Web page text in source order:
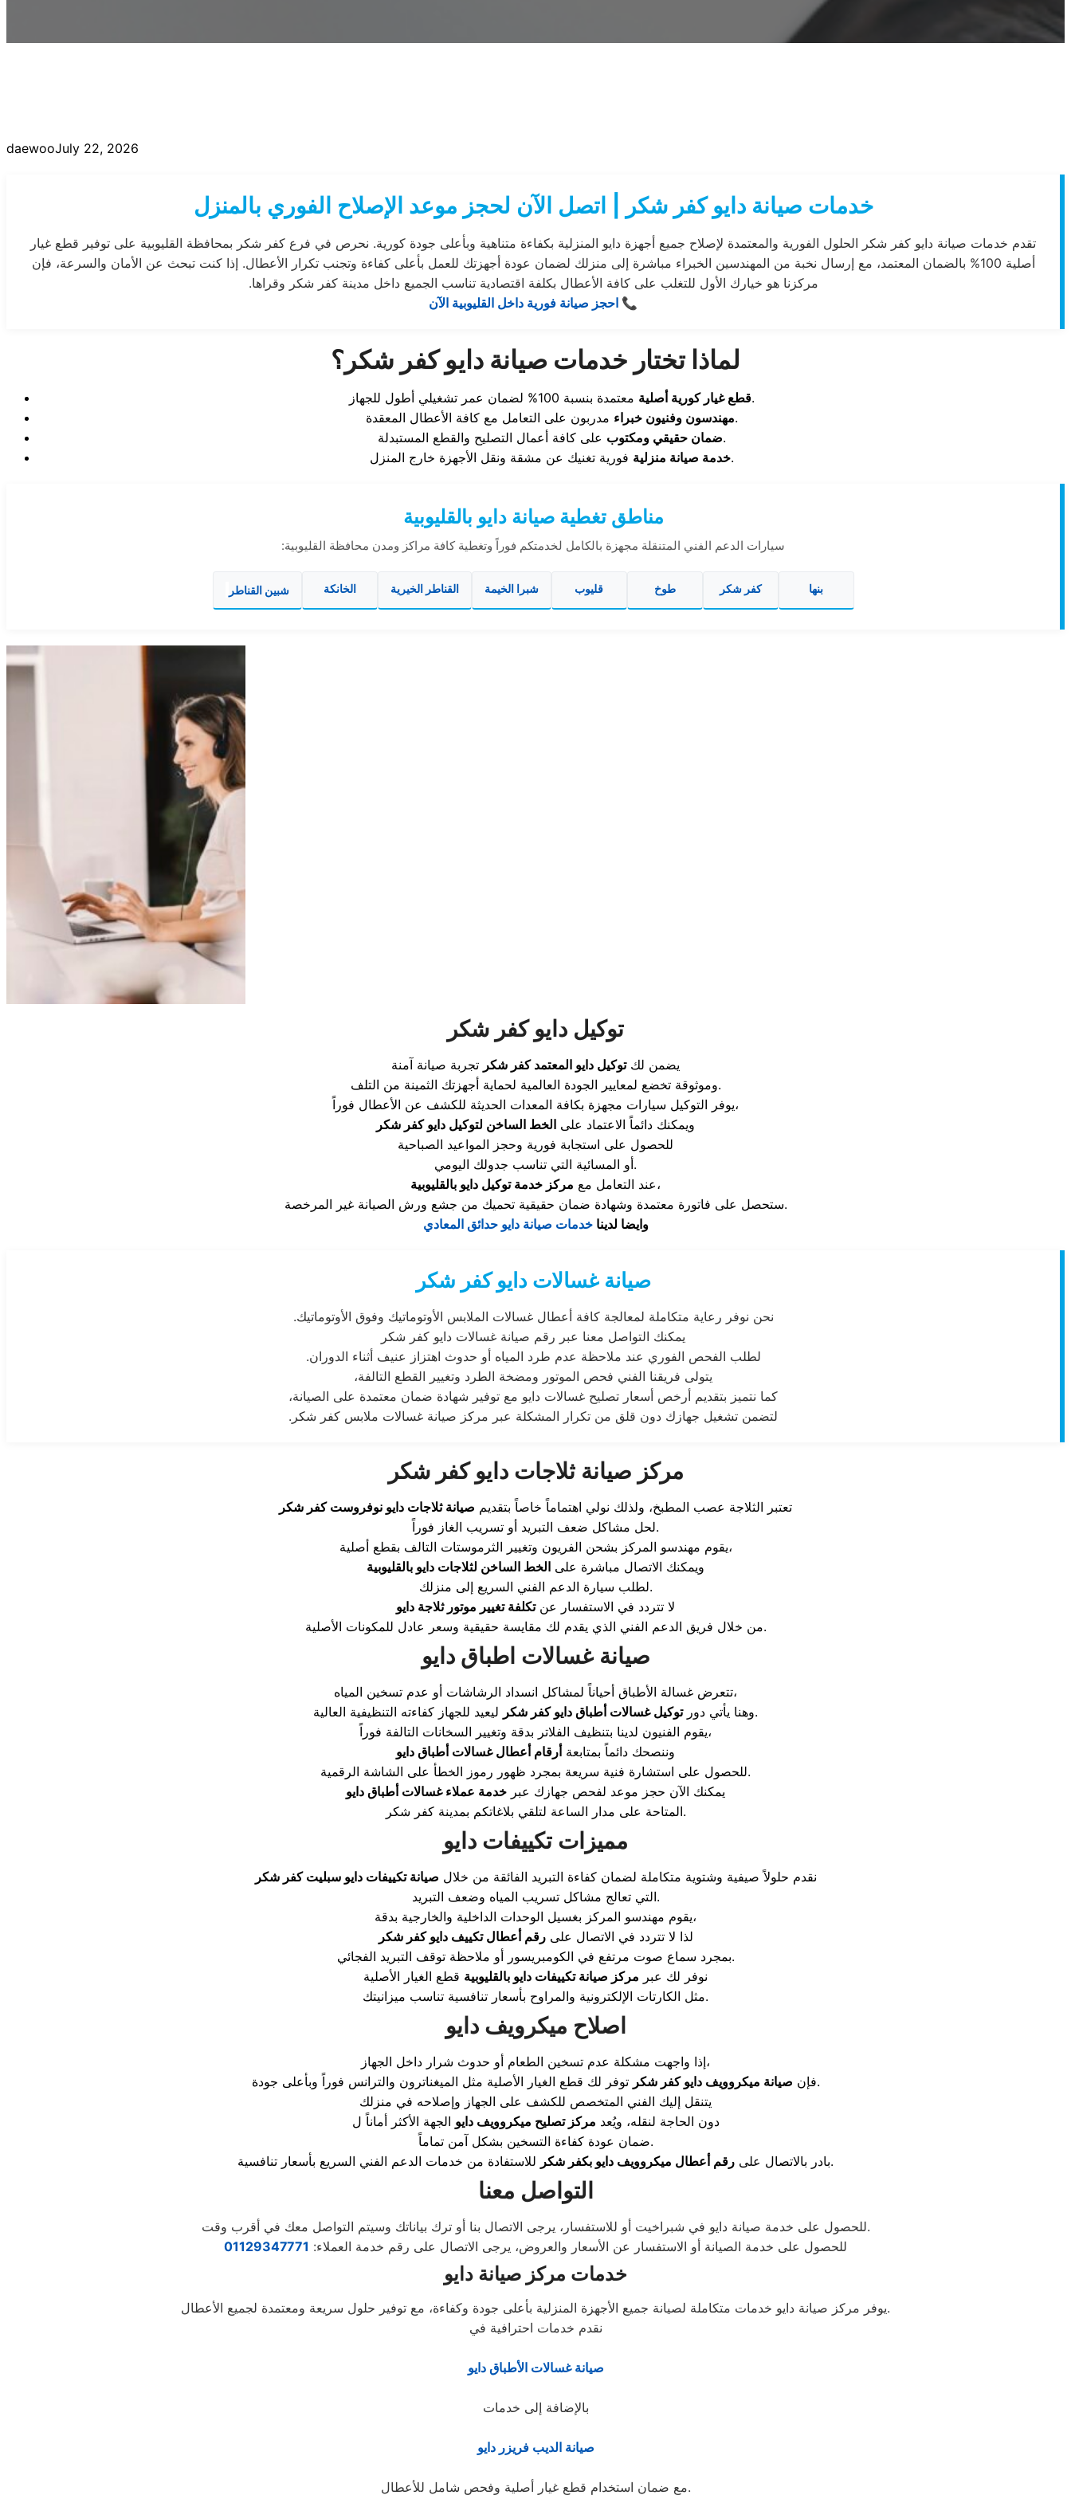
daewooJuly 22, 2026
خدمات صيانة دايو كفر شكر | اتصل الآن لحجز موعد الإصلاح الفوري بالمنزل
تقدم خدمات صيانة دايو كفر شكر الحلول الفورية والمعتمدة لإصلاح جميع أجهزة دايو المنزلية بكفاءة متناهية وبأعلى جودة كورية. نحرص في فرع كفر شكر بمحافظة القليوبية على توفير قطع غيار
أصلية 100% بالضمان المعتمد، مع إرسال نخبة من المهندسين الخبراء مباشرة إلى منزلك لضمان عودة أجهزتك للعمل بأعلى كفاءة وتجنب تكرار الأعطال. إذا كنت تبحث عن الأمان والسرعة، فإن
مركزنا هو خيارك الأول للتغلب على كافة الأعطال بكلفة اقتصادية تناسب الجميع داخل مدينة كفر شكر وقراها.
📞 احجز صيانة فورية داخل القليوبية الآن
لماذا تختار خدمات صيانة دايو كفر شكر؟
قطع غيار كورية أصليةمعتمدة بنسبة 100% لضمان عمر تشغيلي أطول للجهاز.
مهندسون وفنيون خبراءمدربون على التعامل مع كافة الأعطال المعقدة.
ضمان حقيقي ومكتوبعلى كافة أعمال التصليح والقطع المستبدلة.
خدمة صيانة منزليةفورية تغنيك عن مشقة ونقل الأجهزة خارج المنزل.
مناطق تغطية صيانة دايو بالقليوبية
سيارات الدعم الفني المتنقلة مجهزة بالكامل لخدمتكم فوراً وتغطية كافة مراكز ومدن محافظة القليوبية:
بنها كفر شكر طوخ قليوب شبرا الخيمة القناطر الخيرية الخانكة شبين القناطر
توكيل دايو كفر شكر
يضمن لكتوكيل دايو المعتمد كفر شكر تجربة صيانة آمنة
وموثوقة تخضع لمعايير الجودة العالمية لحماية أجهزتك الثمينة من التلف.
يوفر التوكيل سيارات مجهزة بكافة المعدات الحديثة للكشف عن الأعطال فوراً،
ويمكنك دائماً الاعتماد على الخط الساخن لتوكيل دايو كفر شكر
للحصول على استجابة فورية وحجز المواعيد الصباحية
أو المسائية التي تناسب جدولك اليومي.
عند التعامل مع مركز خدمة توكيل دايو بالقليوبية
،
ستحصل على فاتورة معتمدة وشهادة ضمان حقيقية تحميك من جشع ورش الصيانة غير المرخصة.
وايضا لديناخدمات صيانة دايو حدائق المعادي
صيانة غسالات دايو كفر شكر
نحن نوفر رعاية متكاملة لمعالجة كافة أعطال غسالات الملابس الأوتوماتيك وفوق الأوتوماتيك.
يمكنك التواصل معنا عبر رقم صيانة غسالات دايو كفر شكر
لطلب الفحص الفوري عند ملاحظة عدم طرد المياه أو حدوث اهتزاز عنيف أثناء الدوران.
يتولى فريقنا الفني فحص الموتور ومضخة الطرد وتغيير القطع التالفة،
كما نتميز بتقديم أرخص أسعار تصليح غسالات دايو مع توفير شهادة ضمان معتمدة على الصيانة،
لتضمن تشغيل جهازك دون قلق من تكرار المشكلة عبر مركز صيانة غسالات ملابس كفر شكر.
مركز صيانة ثلاجات دايو كفر شكر
تعتبر الثلاجة عصب المطبخ، ولذلك نولي اهتماماً خاصاً بتقديم صيانة ثلاجات دايو نوفروست كفر شكر
لحل مشاكل ضعف التبريد أو تسريب الغاز فوراً.
يقوم مهندسو المركز بشحن الفريون وتغيير الثرموستات التالف بقطع أصلية،
ويمكنك الاتصال مباشرة على الخط الساخن لثلاجات دايو بالقليوبية
لطلب سيارة الدعم الفني السريع إلى منزلك.
لا تتردد في الاستفسار عنتكلفة تغيير موتور ثلاجة دايو
من خلال فريق الدعم الفني الذي يقدم لك مقايسة حقيقية وسعر عادل للمكونات الأصلية.
صيانة غسالات اطباق دايو
تتعرض غسالة الأطباق أحياناً لمشاكل انسداد الرشاشات أو عدم تسخين المياه،
وهنا يأتي دورتوكيل غسالات أطباق دايو كفر شكر
ليعيد للجهاز كفاءته التنظيفية العالية.
يقوم الفنيون لدينا بتنظيف الفلاتر بدقة وتغيير السخانات التالفة فوراً،
وننصحك دائماً بمتابعة أرقام أعطال غسالات أطباق دايو
للحصول على استشارة فنية سريعة بمجرد ظهور رموز الخطأ على الشاشة الرقمية.
يمكنك الآن حجز موعد لفحص جهازك عبر خدمة عملاء غسالات أطباق دايو
المتاحة على مدار الساعة لتلقي بلاغاتكم بمدينة كفر شكر.
مميزات تكييفات دايو
نقدم حلولاً صيفية وشتوية متكاملة لضمان كفاءة التبريد الفائقة من خلال صيانة تكييفات دايو سبليت كفر شكر
التي تعالج مشاكل تسريب المياه وضعف التبريد.
يقوم مهندسو المركز بغسيل الوحدات الداخلية والخارجية بدقة،
لذا لا تتردد في الاتصال علىرقم أعطال تكييف دايو كفر شكر
بمجرد سماع صوت مرتفع في الكومبريسور أو ملاحظة توقف التبريد الفجائي.
نوفر لك عبر مركز صيانة تكييفات دايو بالقليوبية قطع الغيار الأصلية
مثل الكارتات الإلكترونية والمراوح بأسعار تنافسية تناسب ميزانيتك.
اصلاح ميكرويف دايو
إذا واجهت مشكلة عدم تسخين الطعام أو حدوث شرار داخل الجهاز،
فإن صيانة ميكروويف دايو كفر شكر
توفر لك قطع الغيار الأصلية مثل الميغناترون والترانس فوراً وبأعلى جودة.
يتنقل إليك الفني المتخصص للكشف على الجهاز وإصلاحه في منزلك
دون الحاجة لنقله، ويُعد مركز تصليح ميكروويف دايو الجهة الأكثر أماناً ل
ضمان عودة كفاءة التسخين بشكل آمن تماماً.
بادر بالاتصال على رقم أعطال ميكروويف دايو بكفر شكر للاستفادة من خدمات الدعم الفني السريع بأسعار تنافسية.
التواصل معنا
للحصول على خدمة صيانة دايو في شبراخيت أو للاستفسار، يرجى الاتصال بنا أو ترك بياناتك وسيتم التواصل معك في أقرب وقت.
للحصول على خدمة الصيانة أو الاستفسار عن الأسعار والعروض، يرجى الاتصال على رقم خدمة العملاء: 01129347771
خدمات مركز صيانة دايو
يوفر مركز صيانة دايو خدمات متكاملة لصيانة جميع الأجهزة المنزلية بأعلى جودة وكفاءة، مع توفير حلول سريعة ومعتمدة لجميع الأعطال.
نقدم خدمات احترافية في
صيانة غسالات الأطباق دايو
بالإضافة إلى خدمات
صيانة الديب فريزر دايو
مع ضمان استخدام قطع غيار أصلية وفحص شامل للأعطال.